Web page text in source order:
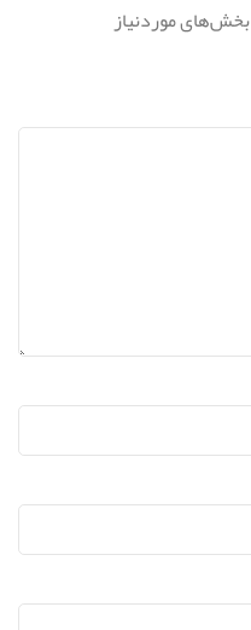
بخش‌های موردنیاز